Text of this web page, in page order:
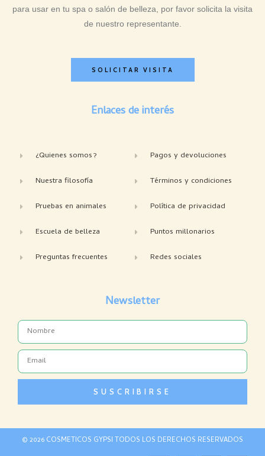
para usar en tu spa o salón de belleza, por favor solicita la visita
de nuestro representante.
SOLICITAR VISITA
Enlaces de interés
¿Quienes somos?
Nuestra filosofía
Pruebas en animales
Escuela de belleza
Preguntas frecuentes
Pagos y devoluciones
Términos y condiciones
Política de privacidad
Puntos millonarios
Redes sociales
Newsletter
Name
Email
SUSCRIBIRSE
© 2026 COSMETICOS GYPSI TODOS LOS DERECHOS RESERVADOS